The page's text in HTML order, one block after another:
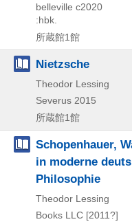
belleville c2020
:hbk.
所蔵館1館
Nietzsche
Theodor Lessing
Severus 2015
所蔵館1館
Schopenhauer,
in moderne
Philosophie
Theodor Lessing
Books LLC [2011?]